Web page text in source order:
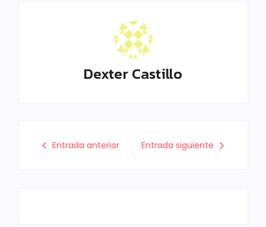
Dexter Castillo
Entrada anterior Entrada siguiente